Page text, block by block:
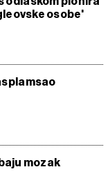
osobe'
mozak